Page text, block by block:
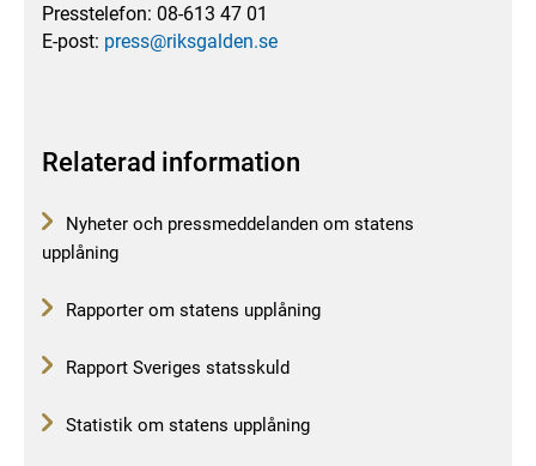
Presstelefon: 08-613 47 01
E-post: press@riksgalden.se
Relaterad information
Nyheter och pressmeddelanden om statens
upplåning
Rapporter om statens upplåning
Rapport Sveriges statsskuld
Statistik om statens upplåning